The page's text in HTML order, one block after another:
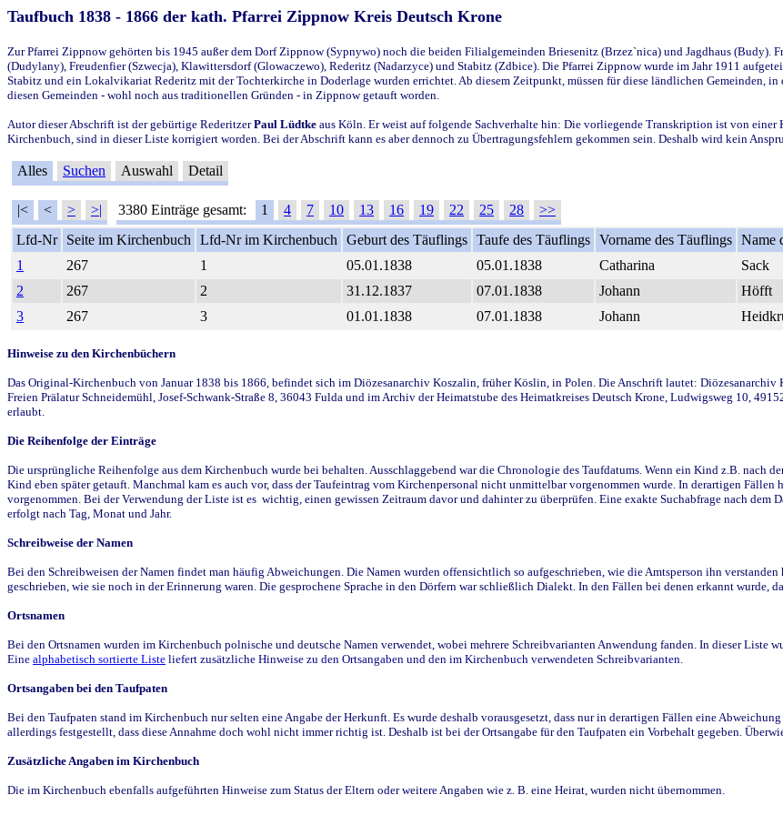
Taufbuch 1838 - 1866 der kath. Pfarrei Zippnow Kreis Deutsch Krone
Zur Pfarrei Zippnow gehörten bis 1945 außer dem Dorf Zippnow (Sypnywo) noch die beiden Filialgemeinden Briesenitz (Brzez`nica) und Jagdhaus (Budy).
(Dudylany), Freudenfier (Szwecja), Klawittersdorf (Glowaczewo), Rederitz (Nadarzyce) und Stabitz (Zdbice). Die Pfarrei Zippnow wurde im Jahr 1911
Stabitz und ein Lokalvikariat Rederitz mit der Tochterkirche in Doderlage wurden errichtet. Ab diesem Zeitpunkt, müssen für diese ländlichen Gemeinden,
diesen Gemeinden - wohl noch aus traditionellen Gründen - in Zippnow getauft worden.
Autor dieser Abschrift ist der gebürtige RederitzerPaul Lüdtke aus Köln. Er weist auf folgende Sachverhalte hin: Die vorliegende Transkription ist von
Kirchenbuch, sind in dieser Liste korrigiert worden. Bei der Abschrift kann es aber dennoch zu Übertragungsfehlern gekommen sein. Deshalb wird kein
Alles Suchen Auswahl Detail
|< < > >| 3380 Einträge gesamt: 1 4 7 10 13 16 19 22 25 28
>>
Lfd-Nr
Seite im Kirchenbuch Lfd-Nr im Kirchenbuch Geburt des Täuflings Taufe des Täuflings Vorname des Täuflings Name
1
267 1 05.01.1838 05.01.1838 Catharina Sack
2
267 2 31.12.1837 07.01.1838 Johann Höfft
3
267 3 01.01.1838 07.01.1838 Johann
Hinweise zu den Kirchenbüchern
Das Original-Kirchenbuch von Januar 1838 bis 1866, befindet sich im Diözesanarchiv Koszalin, früher Köslin, in Polen. Die Anschrift lautet:
Freien Prälatur Schneidemühl, Josef-Schwank-Straße 8, 36043 Fulda und im Archiv der Heimatstube des Heimatkreises Deutsch Krone, Ludwigsweg 10,
erlaubt.
Die Reihenfolge der Einträge
Die ursprüngliche Reihenfolge aus dem Kirchenbuch wurde bei behalten. Ausschlaggebend war die Chronologie des Taufdatums. Wenn ein Kind z.B. nach
Kind eben später getauft. Manchmal kam es auch vor, dass der Taufeintrag vom Kirchenpersonal nicht unmittelbar vorgenommen wurde. In derartigen
vorgenommen. Bei der Verwendung der Liste ist es wichtig, einen gewissen Zeitraum davor und dahinter zu überprüfen. Eine exakte Suchabfrage nach dem
erfolgt nach Tag, Monat und Jahr.
Schreibweise der Namen
Bei den Schreibweisen der Namen findet man häufig Abweichungen. Die Namen wurden offensichtlich so aufgeschrieben, wie die Amtsperson ihn verstanden
geschrieben, wie sie noch in der Erinnerung waren. Die gesprochene Sprache in den Dörfern war schließlich Dialekt. In den Fällen bei denen erkannt wurde,
Ortsnamen
Bei den Ortsnamen wurden im Kirchenbuch polnische und deutsche Namen verwendet, wobei mehrere Schreibvarianten Anwendung fanden. In dieser Liste
Eine alphabetisch sortierte Liste liefert zusätzliche Hinweise zu den Ortsangaben und den im Kirchenbuch verwendeten Schreibvarianten.
Ortsangaben bei den Taufpaten
Bei den Taufpaten stand im Kirchenbuch nur selten eine Angabe der Herkunft. Es wurde deshalb vorausgesetzt, dass nur in derartigen Fällen eine
allerdings festgestellt, dass diese Annahme doch wohl nicht immer richtig ist. Deshalb ist bei der Ortsangabe für den Taufpaten ein Vorbehalt gegeben.
Zusätzliche Angaben im Kirchenbuch
Die im Kirchenbuch ebenfalls aufgeführten Hinweise zum Status der Eltern oder weitere Angaben wie z. B. eine Heirat, wurden nicht übernommen.